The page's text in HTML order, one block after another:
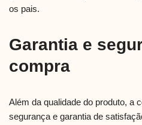
os pais.
Garantia e
compra
Além da qualidade do produto, a
segurança e garantia de